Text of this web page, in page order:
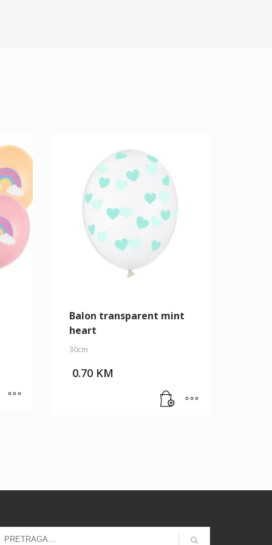
Balon transparent mint
heart
30cm
0.70 KM